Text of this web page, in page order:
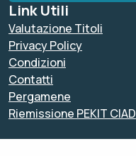
Link Utili
Valutazione Titoli
Privacy Policy
Condizioni
Contatti
Pergamene
Riemissione PEKIT CIAD